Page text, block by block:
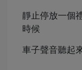
靜止停放一個
時候
車子聲音聽起